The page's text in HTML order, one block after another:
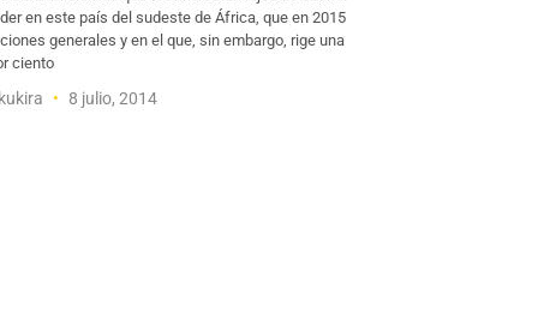
en este país del sudeste de África, que en 2015
generales y en el que, sin embargo, rige una
ciento
8 julio, 2014